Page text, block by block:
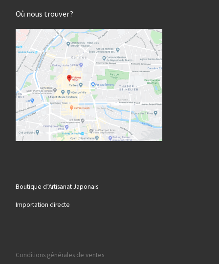
Où nous trouver?
Boutique d’Artisanat Japonais
Importation directe
Conditions générales de ventes